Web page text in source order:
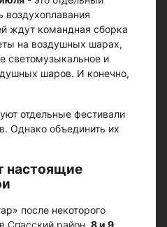
воздухоплавания
ждут командная сборка
на воздушных шарах,
светомузыкальное и
шаров. И конечно,
отдельные фестивали
Однако объединить их
настоящие
после некоторого
Спасский район. 8 и 9